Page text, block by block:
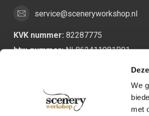
We
met
service@sceneryworkshop.nl
KVK nummer: 82287775
btw-nummer:NL862411981B01